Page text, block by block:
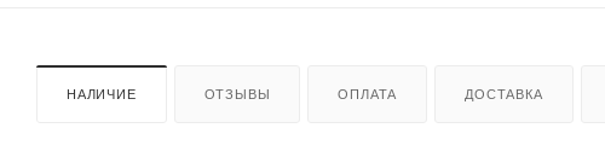
НАЛИЧИЕ ОТЗЫВЫ ОПЛАТА ДОСТАВКА